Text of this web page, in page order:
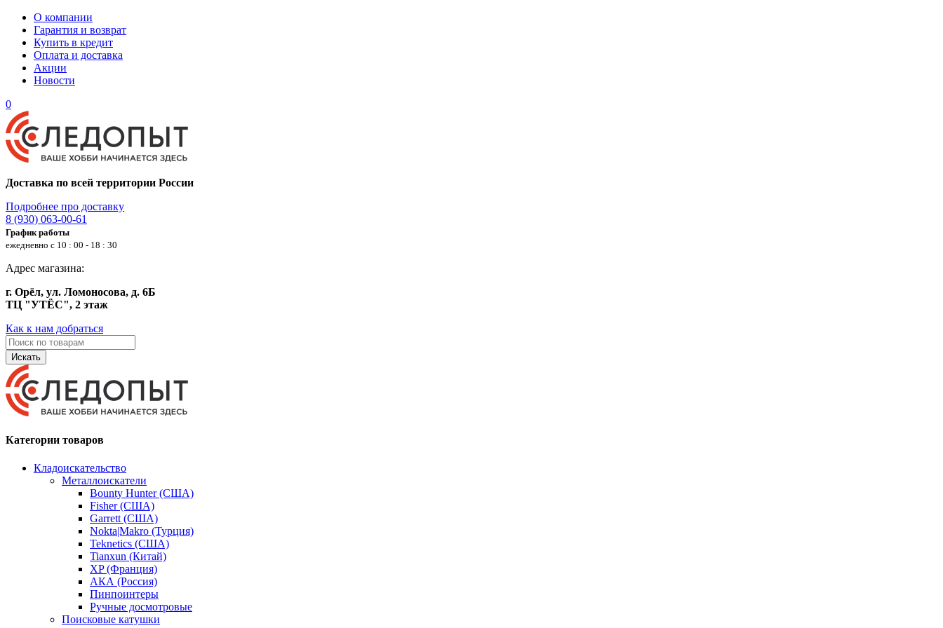
О компании
Гарантия и возврат
Купить в кредит
Оплата и доставка
Акции
Новости
0
Доставка по всей территории России
Подробнее про доставку
8 (930) 063-00-61
График работы
ежедневно с 10 : 00 - 18 : 30
Адрес магазина:
г. Орёл, ул. Ломоносова, д. 6Б
ТЦ "УТЁС", 2 этаж
Как к нам добраться
Искать
Категории товаров
Кладоискательство
Металлоискатели
Bounty Hunter (США)
Fisher (США)
Garrett (США)
Nokta|Makro (Турция)
Teknetics (США)
Tianxun (Китай)
XP (Франция)
АКА (Россия)
Пинпоинтеры
Ручные досмотровые
Поисковые катушки